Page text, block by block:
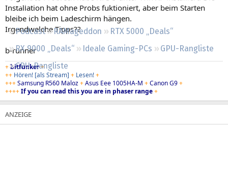
Regeln
Podcast RAMageddon
RTX 5000 „Deals“
RX 9000 „Deals“
Ideale Gaming-PCs
GPU-Rangliste
CPU-Rangliste
Installation hat ohne Probs fuktioniert, aber beim Starten
bleibe ich beim Ladeschirm hängen.
Irgendwelche Tipps??
b-runner
+bitfunker+
++ Hören! [als Stream] + Lesen!+
+++Samsung R560 Maloz+Asus Eee 1005HA-M +Canon G9+
++++If you can read this you are in phaser range+